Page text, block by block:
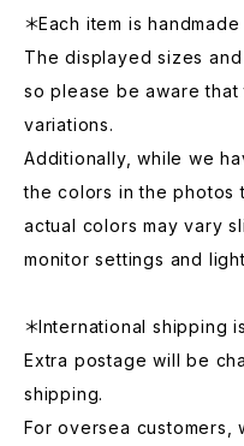
＊Each item is
The displayed sizes
so please be aware
variations.
Additionally, while we
the colors in the photos
actual colors may vary
monitor settings and
＊International shipping
Extra postage will be
shipping.
For oversea customers,